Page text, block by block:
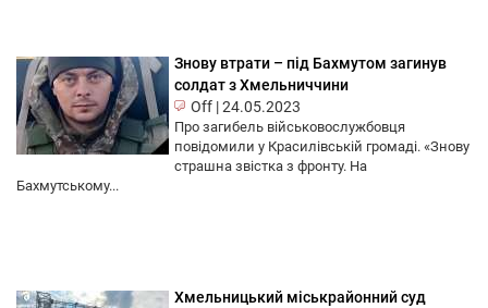
Знову втрати – під Бахмутом загинув
солдат з Хмельниччини
Off |24.05.2023
Про загибель військовослужбовця
повідомили у Красилівській громаді. «Знову
страшна звістка з фронту. На
Бахмутському...
Хмельницький міськрайонний суд